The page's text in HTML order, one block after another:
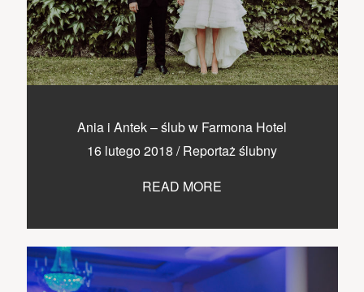
Ania i Antek – ślub w Farmona Hotel
16 lutego 2018 /Reportaż ślubny
READ MORE